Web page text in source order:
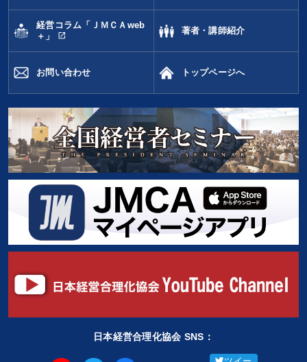
経営コラム「ＪＭＣＡweb
＋」
open_in_new
著者・講師紹介
お問い合わせ トップページへ
日本経営合理化協会 SNS：